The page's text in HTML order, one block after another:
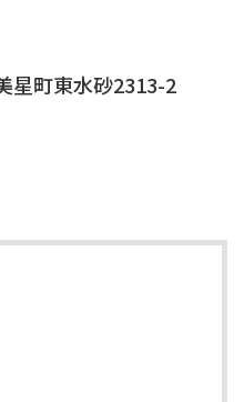
星町東水砂2313-2